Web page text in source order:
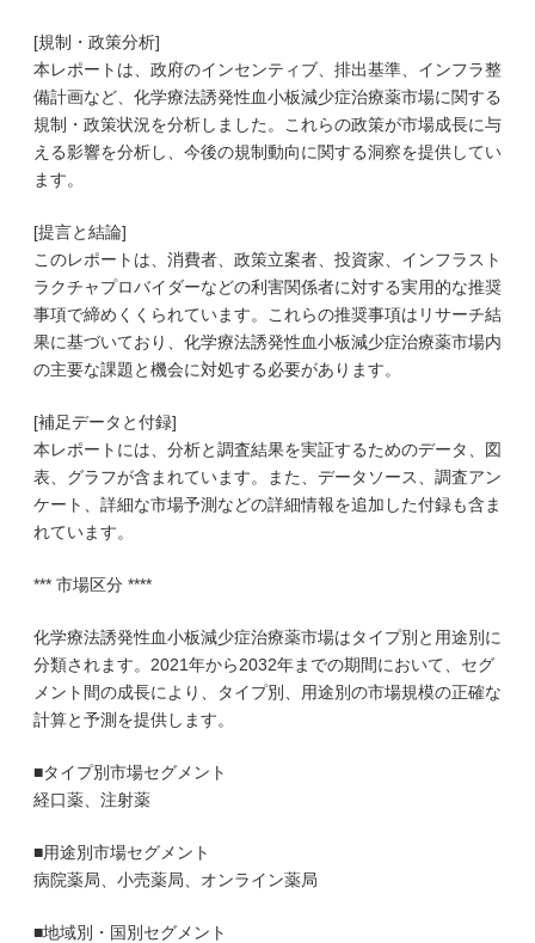
[規制・政策分析]
本レポートは、政府のインセンティブ、排出基準、インフラ整
備計画など、化学療法誘発性血小板減少症治療薬市場に関する
規制・政策状況を分析しました。これらの政策が市場成長に与
える影響を分析し、今後の規制動向に関する洞察を提供してい
ます。
[提言と結論]
このレポートは、消費者、政策立案者、投資家、インフラスト
ラクチャプロバイダーなどの利害関係者に対する実用的な推奨
事項で締めくくられています。これらの推奨事項はリサーチ結
果に基づいており、化学療法誘発性血小板減少症治療薬市場内
の主要な課題と機会に対処する必要があります。
[補足データと付録]
本レポートには、分析と調査結果を実証するためのデータ、図
表、グラフが含まれています。また、データソース、調査アン
ケート、詳細な市場予測などの詳細情報を追加した付録も含ま
れています。
*** 市場区分 ****
化学療法誘発性血小板減少症治療薬市場はタイプ別と用途別に
分類されます。2021年から2032年までの期間において、セグ
メント間の成長により、タイプ別、用途別の市場規模の正確な
計算と予測を提供します。
■タイプ別市場セグメント
経口薬、注射薬
■用途別市場セグメント
病院薬局、小売薬局、オンライン薬局
■地域別・国別セグメント